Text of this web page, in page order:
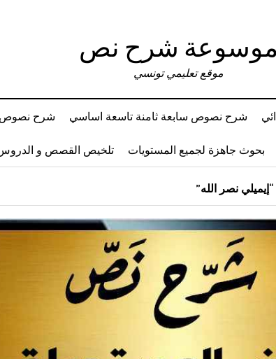
موسوعة شرح نص
موقع تعليمي تونسي
شرح نصوص سابعة ثامنة تاسعة اساسي شرح نصوص
بحوث جاهزة لجميع المستويات تلخيص القصص و